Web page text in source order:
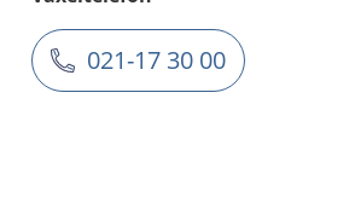
021-17 30 00